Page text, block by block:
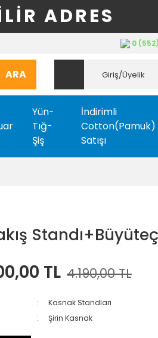
ADRES
0
ARA Giriş/Üyelik
Yün-
Tığ-
Şiş
İndirimli
Cotton(Pamuk)
Satışı
TL 4.190,00 TL
Kasnak Standları
Şirin Kasnak